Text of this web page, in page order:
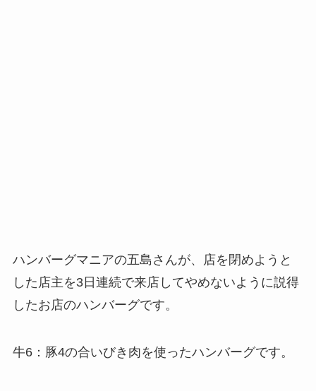
ハンバーグマニアの五島さんが、店を閉めようと
した店主を3日連続で来店してやめないように説得
したお店のハンバーグです。
牛6：豚4の合いびき肉を使ったハンバーグです。